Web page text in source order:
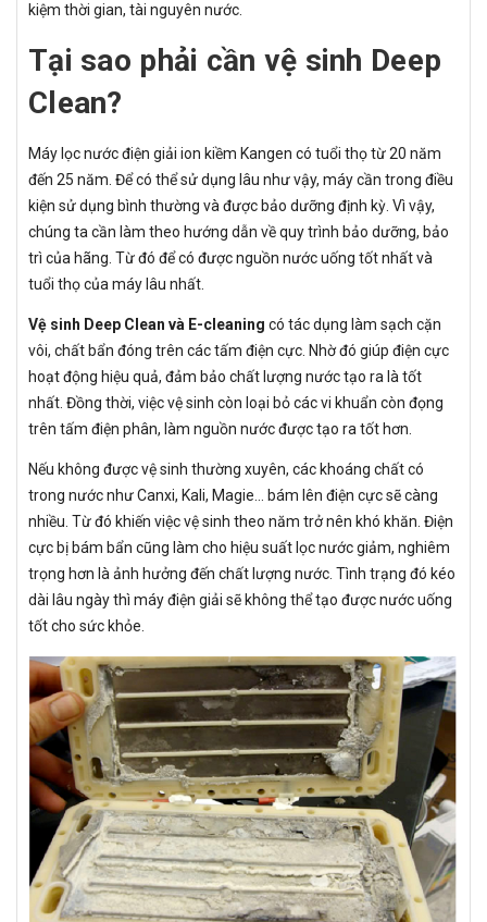
kiệm thời gian, tài nguyên nước.
Tại sao phải cần vệ sinh Deep
Clean?
Máy lọc nước điện giải ion kiềm Kangen có tuổi thọ từ 20 năm
đến 25 năm. Để có thể sử dụng lâu như vậy, máy cần trong điều
kiện sử dụng bình thường và được bảo dưỡng định kỳ. Vì vậy,
chúng ta cần làm theo hướng dẫn về quy trình bảo dưỡng, bảo
trì của hãng. Từ đó để có được nguồn nước uống tốt nhất và
tuổi thọ của máy lâu nhất.
Vệ sinh Deep Clean và E-cleaning có tác dụng làm sạch cặn
vôi, chất bẩn đóng trên các tấm điện cực. Nhờ đó giúp điện cực
hoạt động hiệu quả, đảm bảo chất lượng nước tạo ra là tốt
nhất. Đồng thời, việc vệ sinh còn loại bỏ các vi khuẩn còn đọng
trên tấm điện phân, làm nguồn nước được tạo ra tốt hơn.
Nếu không được vệ sinh thường xuyên, các khoáng chất có
trong nước như Canxi, Kali, Magie… bám lên điện cực sẽ càng
nhiều. Từ đó khiến việc vệ sinh theo năm trở nên khó khăn. Điện
cực bị bám bẩn cũng làm cho hiệu suất lọc nước giảm, nghiêm
trọng hơn là ảnh hưởng đến chất lượng nước. Tình trạng đó kéo
dài lâu ngày thì máy điện giải sẽ không thể tạo được nước uống
tốt cho sức khỏe.